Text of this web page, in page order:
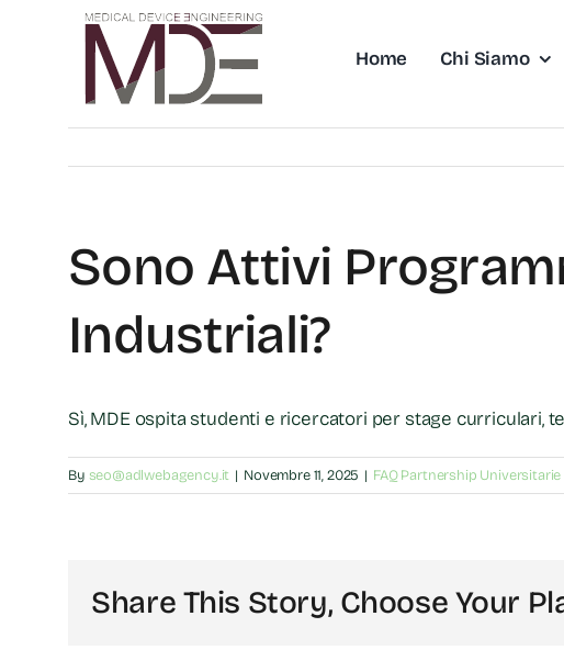
Home Chi Siamo
Sono Attivi
Industriali?
Sì, MDE ospita studenti e ricercatori per stage curriculari,
By seo@adlwebagency.it | Novembre 11, 2025 | FAQ Partnership Universitarie
Share This Story, Choose Your